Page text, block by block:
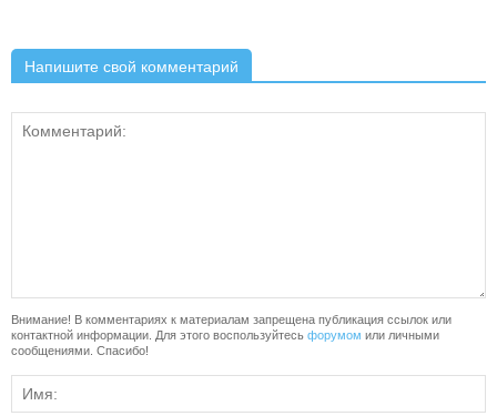
Напишите свой комментарий
Внимание! В комментариях к материалам запрещена публикация ссылок или
контактной информации. Для этого воспользуйтесь форумом или личными
сообщениями. Спасибо!